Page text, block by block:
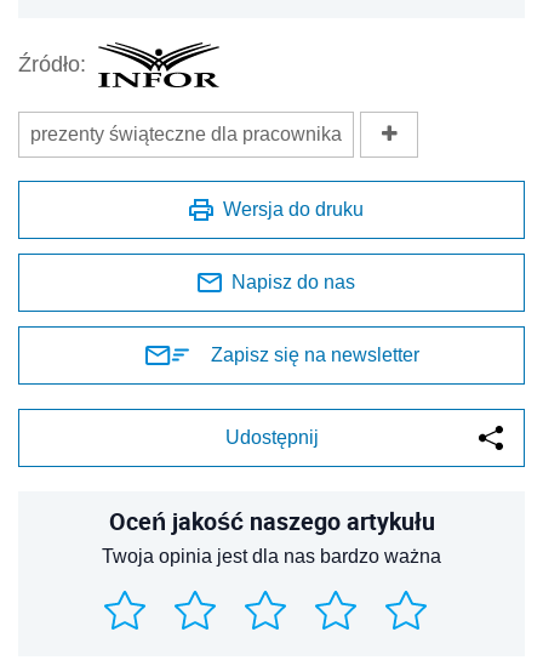
Źródło:
prezenty świąteczne dla pracownika
Wersja do druku
Napisz do nas
Zapisz się na newsletter
Udostępnij
Oceń jakość naszego artykułu
Twoja opinia jest dla nas bardzo ważna